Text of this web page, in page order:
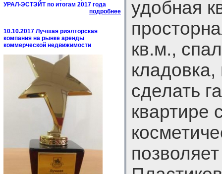
УРАЛ-ЭСТЭЙТ по итогам 2017 года
подробнее
10.10.2017 Лучшая риэлторская
компания на рынке аренды
коммерческой недвижимости
удобная
кв.м.,
сделать
квартире